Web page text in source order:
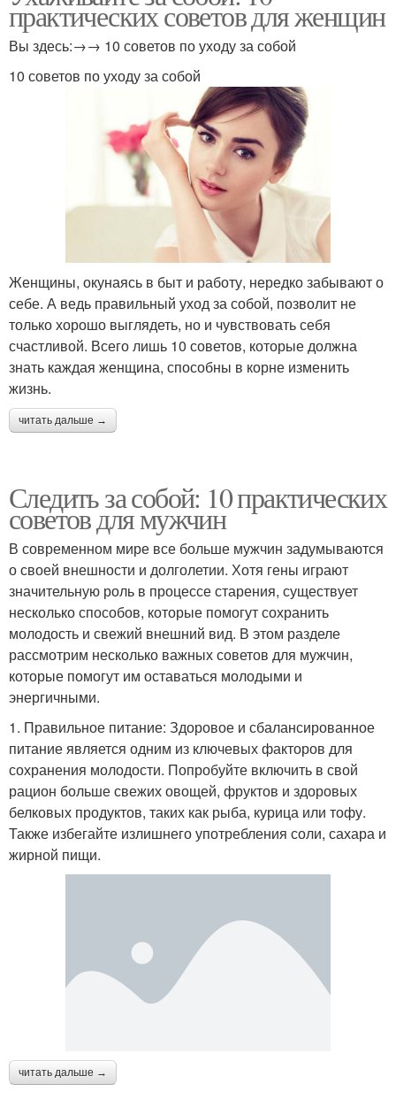
практических советов для женщин
Вы здесь:→→ 10 советов по уходу за собой
10 советов по уходу за собой
Женщины, окунаясь в быт и работу, нередко забывают о
себе. А ведь правильный уход за собой, позволит не
только хорошо выглядеть, но и чувствовать себя
счастливой. Всего лишь 10 советов, которые должна
знать каждая женщина, способны в корне изменить
жизнь.
читать дальше →
Следить за собой: 10 практических
советов для мужчин
В современном мире все больше мужчин задумываются
о своей внешности и долголетии. Хотя гены играют
значительную роль в процессе старения, существует
несколько способов, которые помогут сохранить
молодость и свежий внешний вид. В этом разделе
рассмотрим несколько важных советов для мужчин,
которые помогут им оставаться молодыми и
энергичными.
1. Правильное питание: Здоровое и сбалансированное
питание является одним из ключевых факторов для
сохранения молодости. Попробуйте включить в свой
рацион больше свежих овощей, фруктов и здоровых
белковых продуктов, таких как рыба, курица или тофу.
Также избегайте излишнего употребления соли, сахара и
жирной пищи.
читать дальше →